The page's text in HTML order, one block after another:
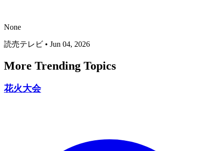
None
読売テレビ • Jun 04, 2026
More Trending Topics
花火大会